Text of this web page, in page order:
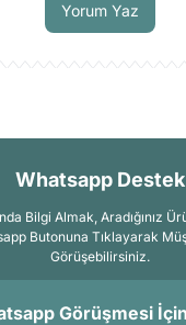
Yorum Yaz
Whatsapp Destek
Bilgi Almak, Aradığınız
Butonuna Tıklayarak
Görüşebilirsiniz.
Görüşmesi İçin